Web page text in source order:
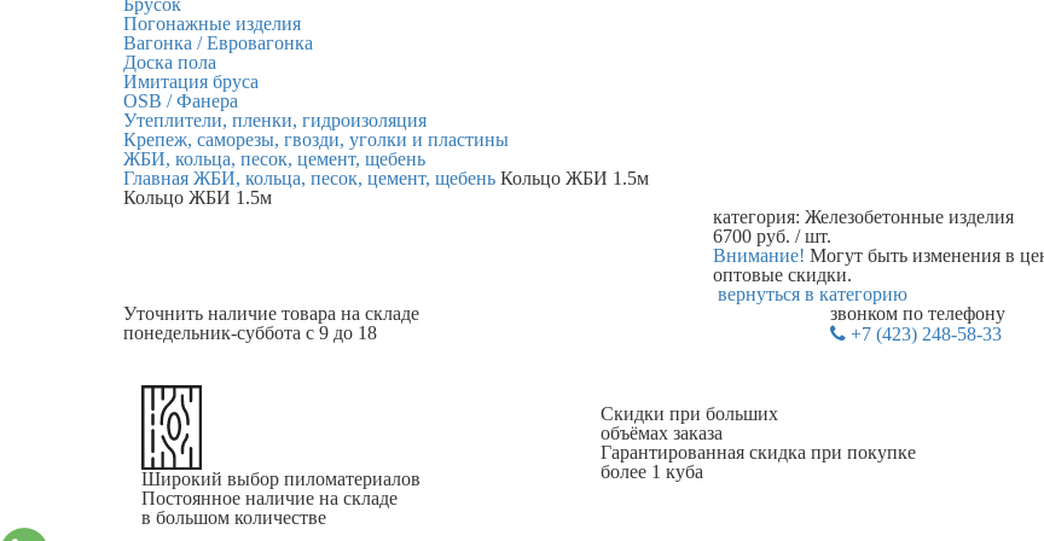
Погонажные изделия
Вагонка / Евровагонка
Доска пола
Имитация бруса
OSB / Фанера
Утеплители, пленки, гидроизоляция
Крепеж, саморезы, гвозди, уголки и пластины
ЖБИ, кольца, песок, цемент, щебень
Главная ЖБИ, кольца, песок, цемент, щебень Кольцо ЖБИ 1.5м
Кольцо ЖБИ 1.5м
категория: Железобетонные изделия
6700 руб. / шт.
Внимание! Могут быть изменения в
оптовые скидки.
вернуться в категорию
Уточнить наличие товара на складе
понедельник-суббота с 9 до 18
звонком по телефону
+7 (423) 248-58-33
Широкий выбор пиломатериалов
Постоянное наличие на складе
в большом количестве
Скидки при больших
объёмах заказа
Гарантированная скидка при покупке
более 1 куба